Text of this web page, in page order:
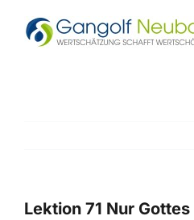
Inhalt
Lektion 71 Nur